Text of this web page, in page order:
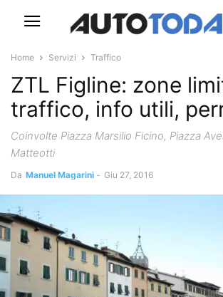
Home Servizi Traffico
ZTL Figline: zone
traffico, info utili,
Coinvolte Piazza Marsilio Ficino, Piazza
Matteotti
Da Manuel Magarini - Giu 27, 2016